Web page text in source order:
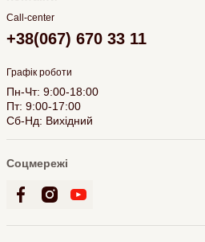
Call-center
+38(067) 670 33 11
Графік роботи
Пн-Чт: 9:00-18:00
Пт: 9:00-17:00
Сб-Нд: Вихідний
Соцмережі